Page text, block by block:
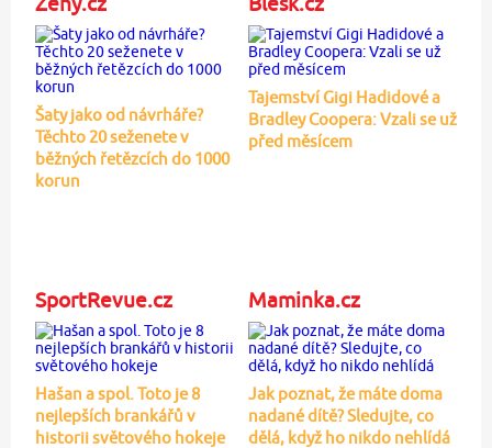
Šaty jako od návrháře?
Těchto 20 seženete v
běžných řetězcích do 1000
korun
Tajemství Gigi Hadidové a
Bradley Coopera: Vzali se už
před měsícem
SportRevue.cz
Hašan a spol. Toto je 8
nejlepších brankářů v
historii světového hokeje
Maminka.cz
Jak poznat, že máte doma
nadané dítě? Sledujte, co
dělá, když ho nikdo nehlídá